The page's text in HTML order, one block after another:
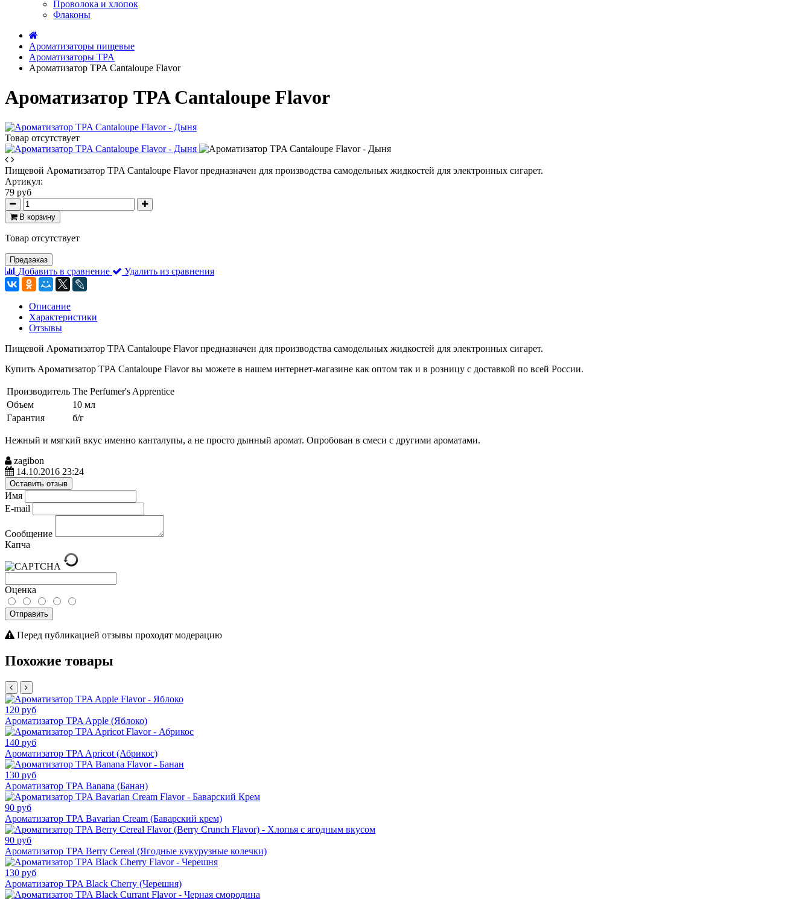
Проволока и хлопок
Флаконы
Ароматизаторы пищевые
Ароматизаторы TPA
Ароматизатор TPA Cantaloupe Flavor
Ароматизатор TPA Cantaloupe Flavor
Товар отсутствует
Пищевой Ароматизатор TPA Cantaloupe Flavor предназначен для производства самодельных жидкостей для электронных сигарет.
Артикул:
79 руб
В корзину
Товар отсутствует
Предзаказ
Добавить в сравнение Удалить из сравнения
Описание
Характеристики
Отзывы
Пищевой Ароматизатор TPA Cantaloupe Flavor предназначен для производства самодельных жидкостей для электронных сигарет.
Купить Ароматизатор TPA Cantaloupe Flavor вы можете в нашем интернет-магазине как оптом так и в розницу с доставкой по всей России.
Производитель The Perfumer's Apprentice
Объем
10 мл
Гарантия
б/г
Нежный и мягкий вкус именно канталупы, а не просто дынный аромат. Опробован в смеси с другими ароматами.
zagibon
14.10.2016 23:24
Оставить отзыв
Имя
E-mail
Сообщение
Капча
Оценка
Отправить
Перед публикацией отзывы проходят модерацию
Похожие товары
120 руб
Ароматизатор TPA Apple (Яблоко)
140 руб
Ароматизатор TPA Apricot (Абрикос)
130 руб
Ароматизатор TPA Banana (Банан)
90 руб
Ароматизатор TPA Bavarian Cream (Баварский крем)
90 руб
Ароматизатор TPA Berry Cereal (Ягодные кукурузные колечки)
130 руб
Ароматизатор TPA Black Cherry (Черешня)